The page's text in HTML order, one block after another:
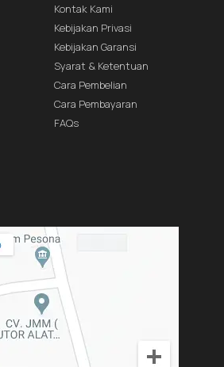
Kontak Kami
Kebijakan Privasi
Kebijakan Garansi
Syarat & Ketentuan
Cara Pembelian
Cara Pembayaran
FAQs